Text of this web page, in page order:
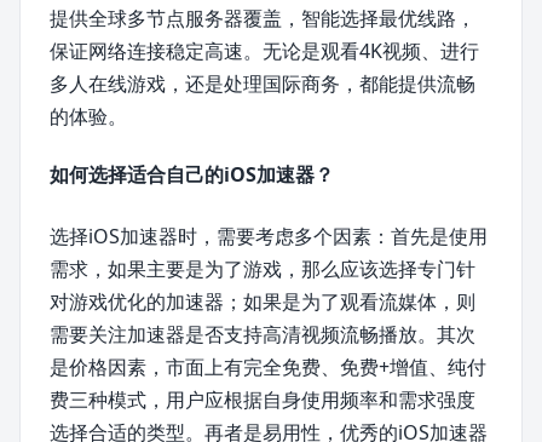
提供全球多节点服务器覆盖，智能选择最优线路，
保证网络连接稳定高速。无论是观看4K视频、进行
多人在线游戏，还是处理国际商务，都能提供流畅
的体验。
如何选择适合自己的iOS加速器？
选择iOS加速器时，需要考虑多个因素：首先是使用
需求，如果主要是为了游戏，那么应该选择专门针
对游戏优化的加速器；如果是为了观看流媒体，则
需要关注加速器是否支持高清视频流畅播放。其次
是价格因素，市面上有完全免费、免费+增值、纯付
费三种模式，用户应根据自身使用频率和需求强度
选择合适的类型。再者是易用性，优秀的iOS加速器